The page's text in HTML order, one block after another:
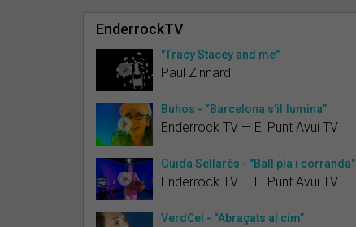
EnderrockTV
"Tracy Stacey and me"
Paul Zinnard
Buhos - “Barcelona s’il·lumina”
Enderrock TV — El Punt Avui TV
Guida Sellarès - "Ball pla i corranda"
Enderrock TV — El Punt Avui TV
VerdCel - “Abraçats al cim”